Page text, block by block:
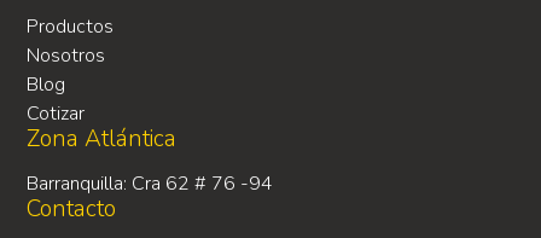
Productos
Nosotros
Blog
Cotizar
Zona Atlántica
Barranquilla: Cra 62 # 76 -94
Contacto